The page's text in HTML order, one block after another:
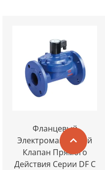
Фланцевый
Электромагнитный
Клапан Прямого
Действия Серии DF С